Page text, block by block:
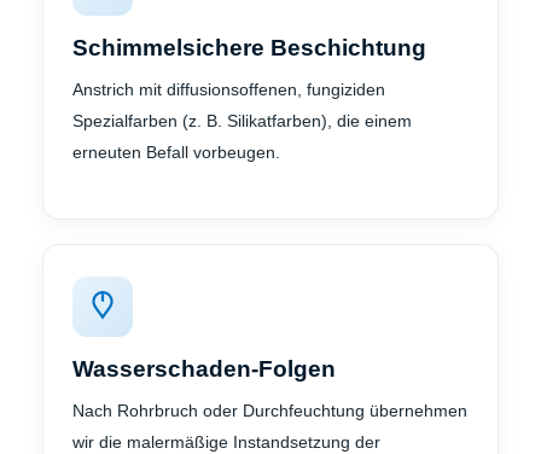
Schimmelsichere Beschichtung
Anstrich mit diffusionsoffenen, fungiziden
Spezialfarben (z. B. Silikatfarben), die einem
erneuten Befall vorbeugen.
Wasserschaden-Folgen
Nach Rohrbruch oder Durchfeuchtung übernehmen
wir die malermäßige Instandsetzung der